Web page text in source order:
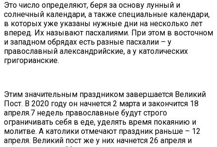
Это число определяют, беря за основу лунный и
солнечный календари, а также специальные календари,
в которых уже указаны нужные дни на несколько лет
вперед. Их называют пасхалиями. При этом в восточном
и западном обрядах есть разные пасхалии – у
православный александрийские, а у католических
григорианские.
Этим значительным праздником завершается Великий
Пост. В 2020 году он начнется 2 марта и закончится 18
апреля.7 недель православные будут строго
ограничивать себя в еде, уделять время покаянию и
молитве. А католики отмечают праздник раньше – 12
апреля. Великий пост же у них начнется 26 апреля и